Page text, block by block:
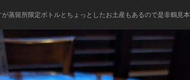
蒸留所限定ボトルとちょっとしたお土産もあるので是非鶴見本